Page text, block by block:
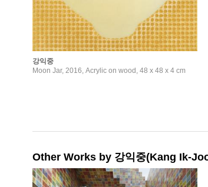
강익중
Moon Jar, 2016, Acrylic on wood, 48 x 48 x 4 cm
Other Works by 강익중(Kang Ik-